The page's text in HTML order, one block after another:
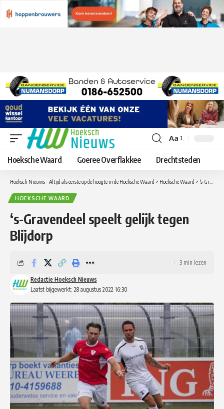
Lettergrootte
aanpassen
Aa
Hoeksche Waard Goeree Overflakkee Drechtsteden
Hoeksch Nieuws – Altijd als eerste op de hoogte in de Hoeksche Waard > Hoeksche Waard > ‘s-Gravendeel speelt gelijk tegen Blijdorp
HOEKSCHE WAARD
‘s-Gravendeel speelt gelijk tegen
Blijdorp
Laatst bijgewerkt: 28 augustus 2022 16:30
Redactie Hoeksch Nieuws
3 min lezen